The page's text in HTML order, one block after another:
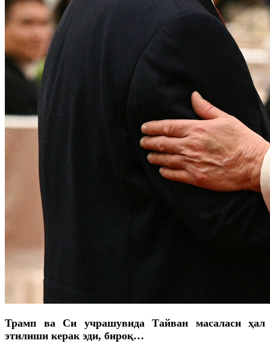
Трамп ва Си учрашувида Тайван масаласи ҳал
этилиши керак эди, бироқ…